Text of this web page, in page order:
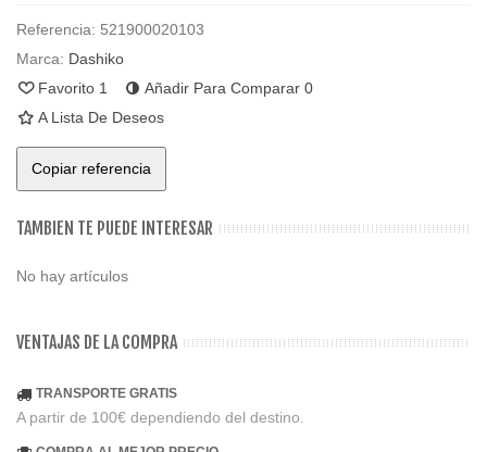
Referencia: 521900020103
Marca: Dashiko
Favorito 1 Añadir Para Comparar 0
A Lista De Deseos
Copiar referencia
TAMBIEN TE PUEDE INTERESAR
No hay artículos
VENTAJAS DE LA COMPRA
TRANSPORTE GRATIS
A partir de 100€ dependiendo del destino.